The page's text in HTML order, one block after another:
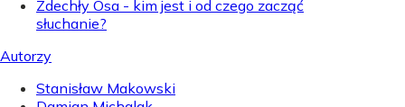
Zdechły Osa - kim jest i od czego zacząć
słuchanie?
Autorzy
Stanisław Makowski